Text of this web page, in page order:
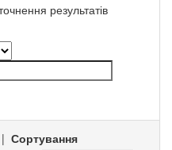
результатів
| Сортування